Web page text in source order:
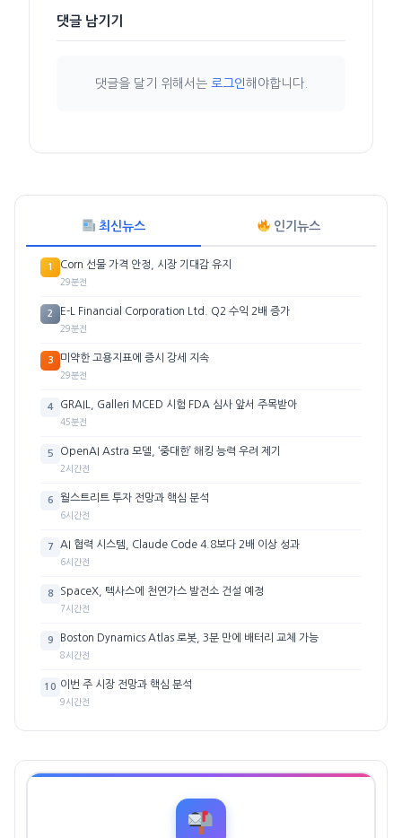
댓글 남기기
댓글을 달기 위해서는 로그인해야합니다.
최신뉴스 인기뉴스
1 Corn 선물 가격 안정, 시장 기대감 유지
29분전
2 E-L Financial Corporation Ltd. Q2 수익 2배 증가
29분전
3 미약한 고용지표에 증시 강세 지속
29분전
4 GRAIL, Galleri MCED 시험 FDA 심사 앞서 주목받아
45분전
5 OpenAI Astra 모델, ‘중대한’ 해킹 능력 우려 제기
2시간전
6 월스트리트 투자 전망과 핵심 분석
6시간전
7 AI 협력 시스템, Claude Code 4.8보다 2배 이상 성과
6시간전
8 SpaceX, 텍사스에 천연가스 발전소 건설 예정
7시간전
9 Boston Dynamics Atlas 로봇, 3분 만에 배터리 교체 가능
8시간전
10 이번 주 시장 전망과 핵심 분석
9시간전